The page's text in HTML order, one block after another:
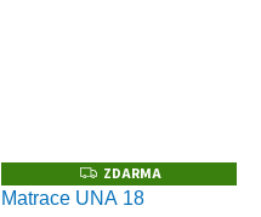
Z
D
A
ZDARMA
Matrace UNA 18